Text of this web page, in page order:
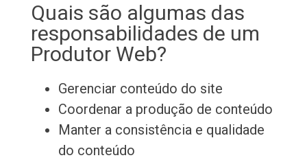
Quais são algumas das
responsabilidades de um
Produtor Web?
Gerenciar conteúdo do site
Coordenar a produção de conteúdo
Manter a consistência e qualidade
do conteúdo